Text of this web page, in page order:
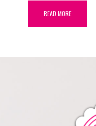
READ MORE